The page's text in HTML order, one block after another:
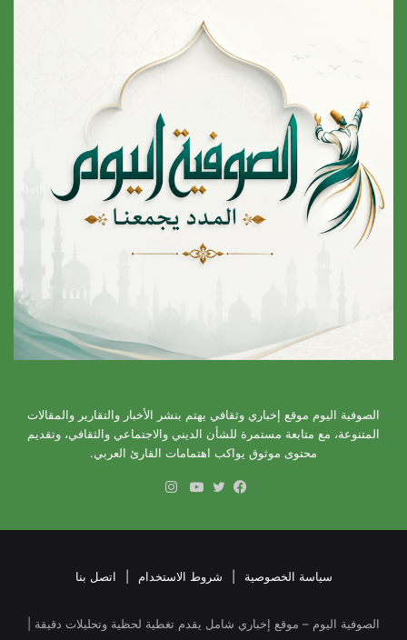
الصوفية اليوم موقع إخباري وثقافي يهتم بنشر الأخبار والتقارير والمقالات
المتنوعة، مع متابعة مستمرة للشأن الديني والاجتماعي والثقافي، وتقديم
محتوى موثوق يواكب اهتمامات القارئ العربي.
سياسة الخصوصية شروط الاستخدام اتصل بنا
الصوفية اليوم – موقع إخباري شامل يقدم تغطية لحظية وتحليلات دقيقة |